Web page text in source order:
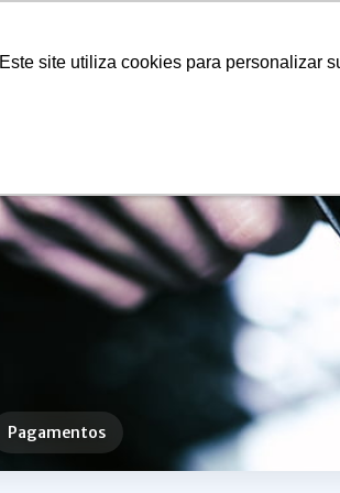
Este site utiliza cookies para personalizar
Este site utiliza cookies para personalizar
view Soluções
Pagamentos